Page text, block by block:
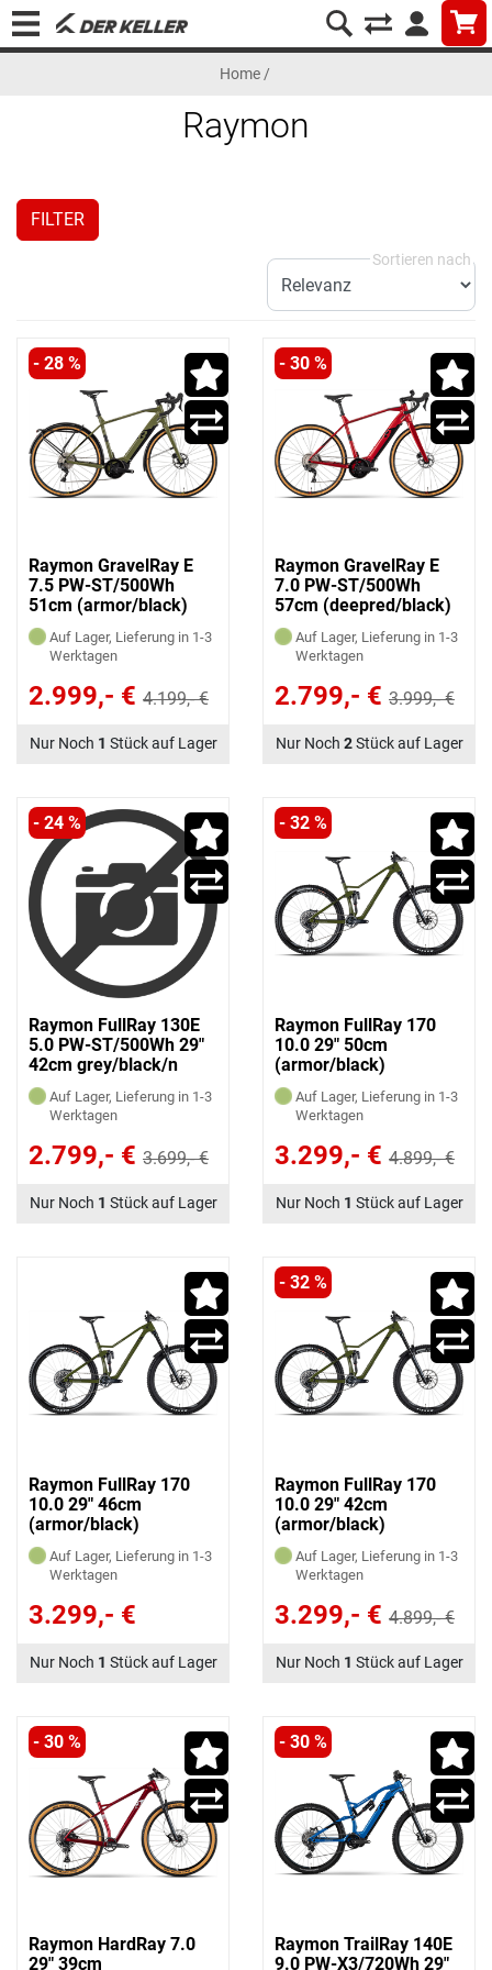
Home/
Raymon
FILTER
- 28 %
Raymon GravelRay E
7.5 PW-ST/500Wh
51cm (armor/black)
Auf Lager, Lieferung in 1-3
Werktagen
2.999,- € 4.199,- €
Nur Noch 1 Stück auf Lager
- 30 %
Raymon GravelRay E
7.0 PW-ST/500Wh
57cm (deepred/black)
Auf Lager, Lieferung in 1-3
Werktagen
2.799,- € 3.999,- €
Nur Noch 2Stück auf Lager
- 24 %
Raymon FullRay 130E
5.0 PW-ST/500Wh 29"
42cm grey/black/n
(grey/black/newblue)
Auf Lager, Lieferung in 1-3
Werktagen
2.799,- € 3.699,- €
Nur Noch 1 Stück auf Lager
- 32 %
Raymon FullRay 170
10.0 29" 50cm
(armor/black)
Auf Lager, Lieferung in 1-3
Werktagen
3.299,- € 4.899,- €
Nur Noch 1 Stück auf Lager
Raymon FullRay 170
10.0 29" 46cm
(armor/black)
Auf Lager, Lieferung in 1-3
Werktagen
3.299,- €
Nur Noch 1 Stück auf Lager
- 32 %
Raymon FullRay 170
10.0 29" 42cm
(armor/black)
Auf Lager, Lieferung in 1-3
Werktagen
3.299,- € 4.899,- €
Nur Noch 1 Stück auf Lager
- 30 %
Raymon HardRay 7.0
29" 39cm
- 30 %
Raymon TrailRay 140E
9.0 PW-X3/720Wh 29"